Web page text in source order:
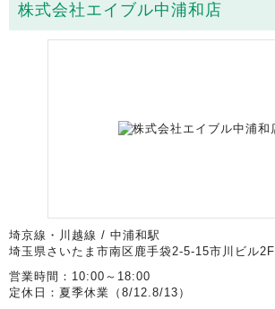
株式会社エイブル中浦和店
埼京線・川越線 / 中浦和駅
埼玉県さいたま市南区鹿手袋2-5-15市川ビル2F
営業時間：10:00～18:00
定休日：夏季休業（8/12.8/13）